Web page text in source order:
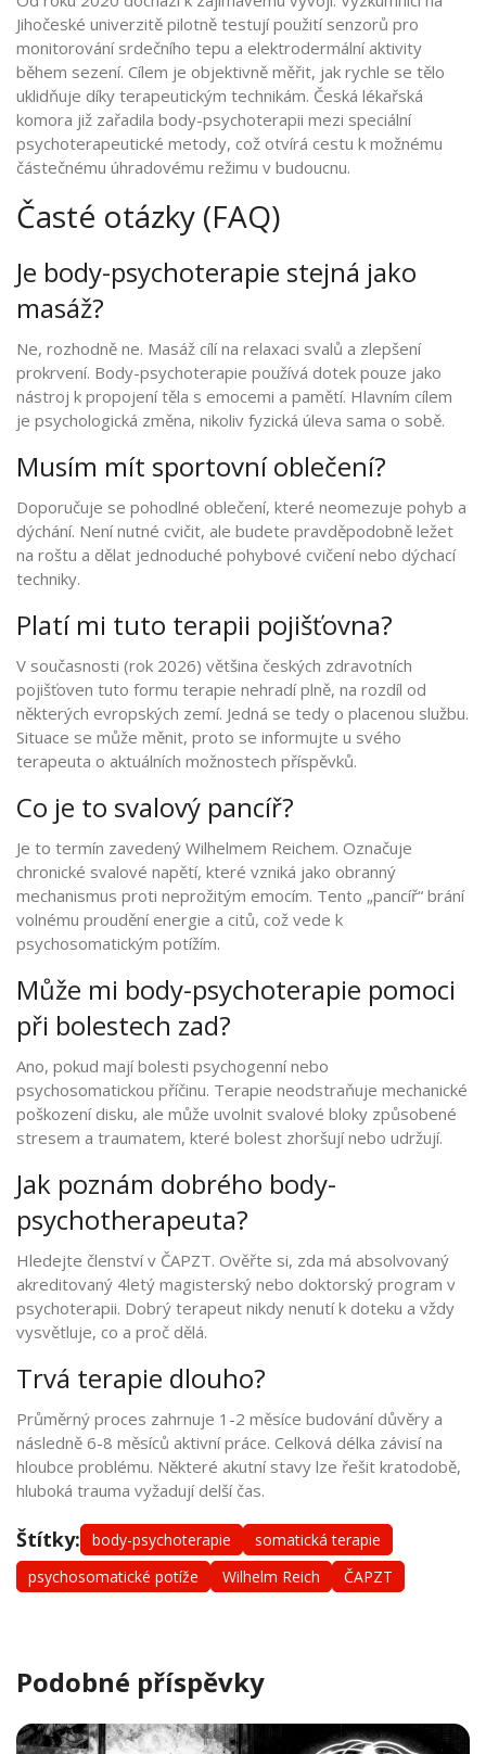
Jihočeské univerzitě pilotně testují použití senzorů pro
monitorování srdečního tepu a elektrodermální aktivity
během sezení. Cílem je objektivně měřit, jak rychle se tělo
uklidňuje díky terapeutickým technikám. Česká lékařská
komora již zařadila body-psychoterapii mezi speciální
psychoterapeutické metody, což otvírá cestu k možnému
částečnému úhradovému režimu v budoucnu.
Časté otázky (FAQ)
Je body-psychoterapie stejná jako
masáž?
Ne, rozhodně ne. Masáž cílí na relaxaci svalů a zlepšení
prokrvení. Body-psychoterapie používá dotek pouze jako
nástroj k propojení těla s emocemi a pamětí. Hlavním cílem
je psychologická změna, nikoliv fyzická úleva sama o sobě.
Musím mít sportovní oblečení?
Doporučuje se pohodlné oblečení, které neomezuje pohyb a
dýchání. Není nutné cvičit, ale budete pravděpodobně ležet
na roštu a dělat jednoduché pohybové cvičení nebo dýchací
techniky.
Platí mi tuto terapii pojišťovna?
V současnosti (rok 2026) většina českých zdravotních
pojišťoven tuto formu terapie nehradí plně, na rozdíl od
některých evropských zemí. Jedná se tedy o placenou službu.
Situace se může měnit, proto se informujte u svého
terapeuta o aktuálních možnostech příspěvků.
Co je to svalový pancíř?
Je to termín zavedený Wilhelmem Reichem. Označuje
chronické svalové napětí, které vzniká jako obranný
mechanismus proti neprožitým emocím. Tento „pancíř“ brání
volnému proudění energie a citů, což vede k
psychosomatickým potížím.
Může mi body-psychoterapie pomoci
při bolestech zad?
Ano, pokud mají bolesti psychogenní nebo
psychosomatickou příčinu. Terapie neodstraňuje mechanické
poškození disku, ale může uvolnit svalové bloky způsobené
stresem a traumatem, které bolest zhoršují nebo udržují.
Jak poznám dobrého body-
psychotherapeuta?
Hledejte členství v ČAPZT. Ověřte si, zda má absolvovaný
akreditovaný 4letý magisterský nebo doktorský program v
psychoterapii. Dobrý terapeut nikdy nenutí k doteku a vždy
vysvětluje, co a proč dělá.
Trvá terapie dlouho?
Průměrný proces zahrnuje 1-2 měsíce budování důvěry a
následně 6-8 měsíců aktivní práce. Celková délka závisí na
hloubce problému. Některé akutní stavy lze řešit kratodobě,
hluboká trauma vyžadují delší čas.
Štítky: body-psychoterapie
somatická terapie
psychosomatické potíže
Wilhelm Reich ČAPZT
Podobné příspěvky